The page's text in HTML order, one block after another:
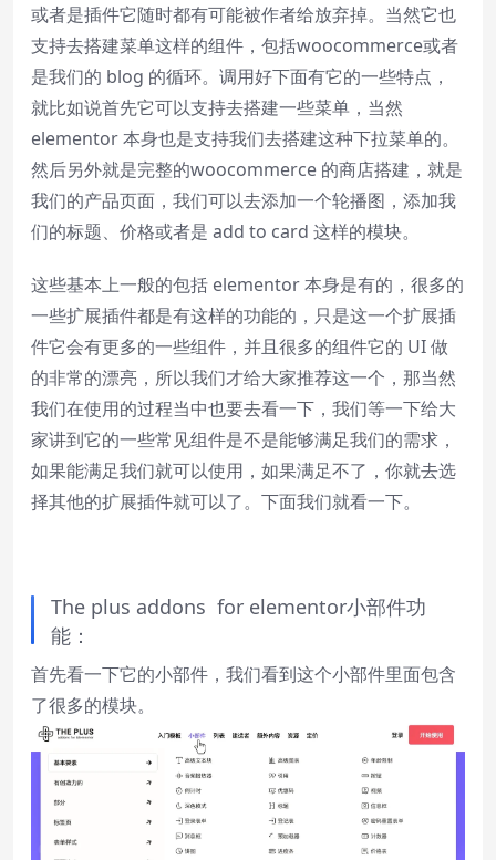
或者是插件它随时都有可能被作者给放弃掉。当然它也
支持去搭建菜单这样的组件，包括woocommerce或者
是我们的 blog 的循环。调用好下面有它的一些特点，
就比如说首先它可以支持去搭建一些菜单，当然
elementor 本身也是支持我们去搭建这种下拉菜单的。
然后另外就是完整的woocommerce 的商店搭建，就是
我们的产品页面，我们可以去添加一个轮播图，添加我
们的标题、价格或者是 add to card 这样的模块。
这些基本上一般的包括 elementor 本身是有的，很多的
一些扩展插件都是有这样的功能的，只是这一个扩展插
件它会有更多的一些组件，并且很多的组件它的 UI 做
的非常的漂亮，所以我们才给大家推荐这一个，那当然
我们在使用的过程当中也要去看一下，我们等一下给大
家讲到它的一些常见组件是不是能够满足我们的需求，
如果能满足我们就可以使用，如果满足不了，你就去选
择其他的扩展插件就可以了。下面我们就看一下。
The plus addons for elementor小部件功
能：
首先看一下它的小部件，我们看到这个小部件里面包含
了很多的模块。